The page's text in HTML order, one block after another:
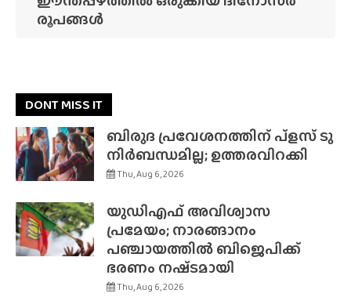
രൂപങ്ങൾ
DONT MISS IT
ബിരുദ പ്രവേശനത്തിന് പ്ളസ് ടു
നിർബന്ധമില്ല; ഉത്തരവിറക്കി
Thu, Aug 6, 2026
യുഡിഎഫ് അവിശ്വാസ
പ്രമേയം; നാരങ്ങാനം
പഞ്ചായത്തിൽ ബിജെപിക്ക്
ഭരണം നഷ്‌ടമായി
Thu, Aug 6, 2026